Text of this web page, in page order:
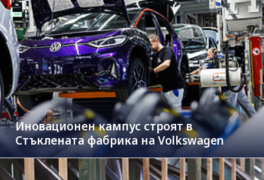
Иновационен кампус строят в
Стъклената фабрика на Volkswagen